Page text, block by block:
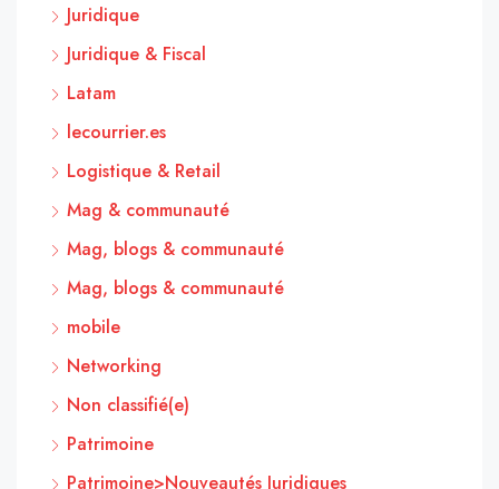
Juridique
Juridique & Fiscal
Latam
lecourrier.es
Logistique & Retail
Mag & communauté
Mag, blogs & communauté
Mag, blogs & communauté
mobile
Networking
Non classifié(e)
Patrimoine
Patrimoine>Nouveautés Juridiques